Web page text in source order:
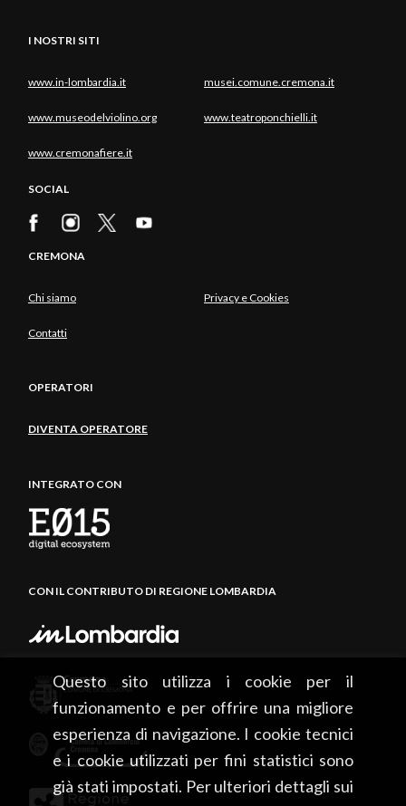
Questo sito utilizza i cookie per il
funzionamento e per offrire una migliore
esperienza di navigazione. I cookie tecnici
e i cookie utilizzati per fini statistici sono
già stati impostati. Per ulteriori dettagli sui
I NOSTRI SITI
www.in-lombardia.it musei.comune.cremona.it
www.museodelviolino.org www.teatroponchielli.it
www.cremonafiere.it
SOCIAL
CREMONA
Chi siamo Privacy e Cookies
Contatti
OPERATORI
DIVENTA OPERATORE
INTEGRATO CON
CON IL CONTRIBUTO DI REGIONE LOMBARDIA